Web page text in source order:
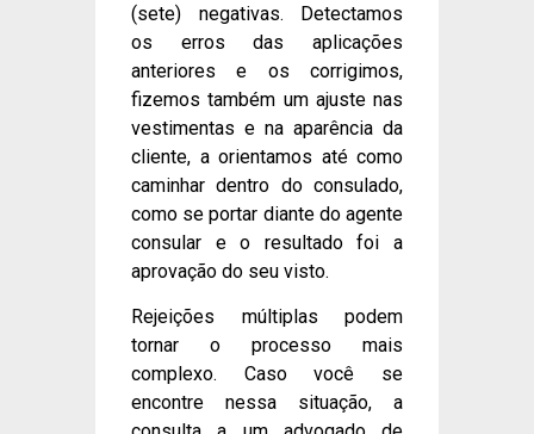
(sete) negativas. Detectamos
os erros das aplicações
anteriores e os corrigimos,
fizemos também um ajuste nas
vestimentas e na aparência da
cliente, a orientamos até como
caminhar dentro do consulado,
como se portar diante do agente
consular e o resultado foi a
aprovação do seu visto.
Rejeições múltiplas podem
tornar o processo mais
complexo. Caso você se
encontre nessa situação, a